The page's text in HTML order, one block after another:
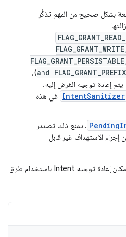
بشكل صحيح من المهم تذكُّر
and)،
إعادة توجيه الغرض إليه.
IntentSanitizer في هذه
. يمنع ذلك تصدير
الاستهداف غير قابل
يمكن أن تتحقّق التطبيقات من مكان إعادة توجيه Intent باستخدام طرق